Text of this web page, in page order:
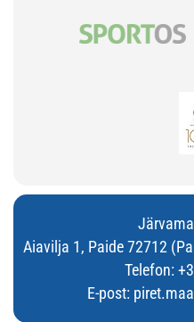
Aiavilja 1, Paide 72712
Telefon:
E-post: